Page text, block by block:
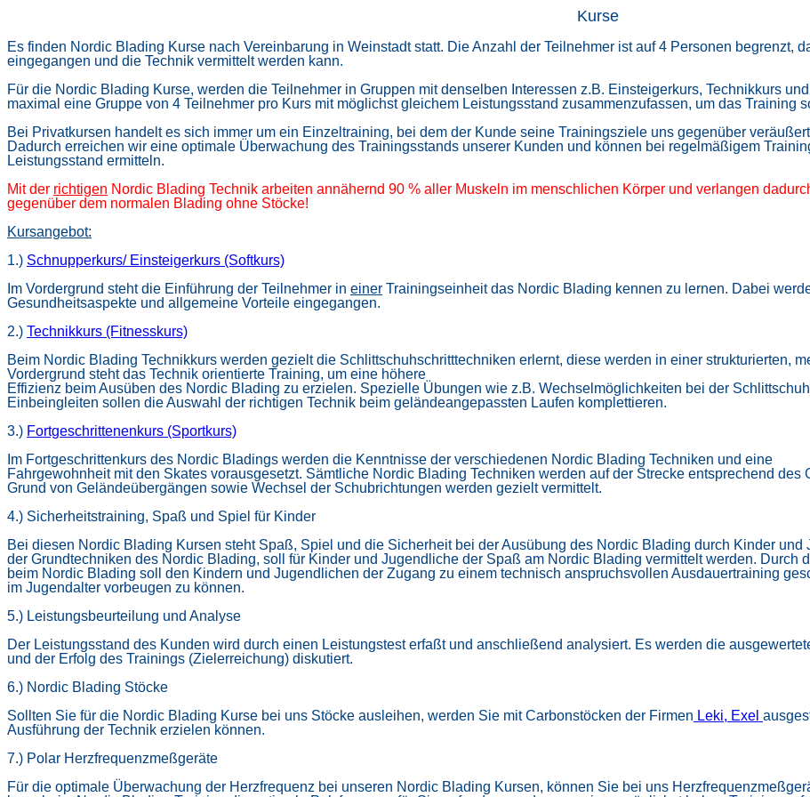
Kurse
Es finden Nordic Blading Kurse nach Vereinbarung in Weinstadt statt. Die Anzahl der Teilnehmer ist auf 4 Personen begrenzt,
eingegangen und die Technik vermittelt werden kann.
Für die Nordic Blading Kurse, werden die Teilnehmer in Gruppen mit denselben Interessen z.B. Einsteigerkurs, Technikkurs
maximal eine Gruppe von 4 Teilnehmer pro Kurs mit möglichst gleichem Leistungsstand zusammenzufassen, um das Training
Bei Privatkursen handelt es sich immer um ein Einzeltraining, bei dem der Kunde seine Trainingsziele uns gegenüber
Dadurch erreichen wir eine optimale Überwachung des Trainingsstands unserer Kunden und können bei regelmäßigem
Leistungsstand ermitteln.
Mit der richtigen Nordic Blading Technik arbeiten annähernd 90 % aller Muskeln im menschlichen Körper und verlangen
gegenüber dem normalen Blading ohne Stöcke!
Kursangebot:
1.) Schnupperkurs/ Einsteigerkurs (Softkurs)
Im Vordergrund steht die Einführung der Teilnehmer in einer Trainingseinheit das Nordic Blading kennen zu lernen. Dabei
Gesundheitsaspekte und allgemeine Vorteile eingegangen.
2.) Technikkurs (Fitnesskurs)
Beim Nordic Blading Technikkurs werden gezielt die Schlittschuhschritttechniken erlernt, diese werden in einer strukturierten,
Vordergrund steht das Technik orientierte Training, um eine höhere
Effizienz beim Ausüben des Nordic Blading zu erzielen. Spezielle Übungen wie z.B. Wechselmöglichkeiten bei der
Einbeingleiten sollen die Auswahl der richtigen Technik beim geländeangepassten Laufen komplettieren.
3.) Fortgeschrittenenkurs (Sportkurs)
Im Fortgeschrittenkurs des Nordic Bladings werden die Kenntnisse der verschiedenen Nordic Blading Techniken und eine
Fahrgewohnheit mit den Skates vorausgesetzt. Sämtliche Nordic Blading Techniken werden auf der Strecke entsprechend
Grund von Geländeübergängen sowie Wechsel der Schubrichtungen werden gezielt vermittelt.
4.) Sicherheitstraining, Spaß und Spiel für Kinder
Bei diesen Nordic Blading Kursen steht Spaß, Spiel und die Sicherheit bei der Ausübung des Nordic Blading durch Kinder
der Grundtechniken des Nordic Blading, soll für Kinder und Jugendliche der Spaß am Nordic Blading vermittelt werden. Durch
beim Nordic Blading soll den Kindern und Jugendlichen der Zugang zu einem technisch anspruchsvollen Ausdauertraining
im Jugendalter vorbeugen zu können.
5.) Leistungsbeurteilung und Analyse
Der Leistungsstand des Kunden wird durch einen Leistungstest erfaßt und anschließend analysiert. Es werden die
und der Erfolg des Trainings (Zielerreichung) diskutiert.
6.) Nordic Blading Stöcke
Sollten Sie für die Nordic Blading Kurse bei uns Stöcke ausleihen, werden Sie mit Carbonstöcken der Firmen Leki, Exel
Ausführung der Technik erzielen können.
7.) Polar Herzfrequenzmeßgeräte
Für die optimale Überwachung der Herzfrequenz bei unseren Nordic Blading Kursen, können Sie bei uns